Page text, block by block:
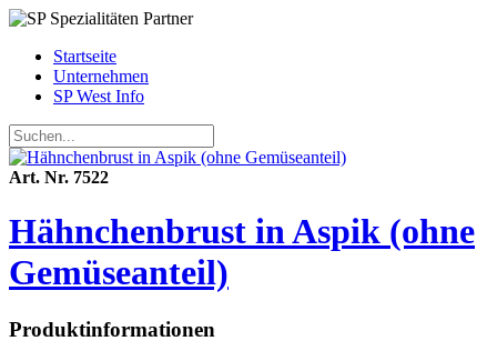
Startseite
Unternehmen
SP West Info
Art. Nr. 7522
Hähnchenbrust in Aspik (ohne
Gemüseanteil)
Produktinformationen